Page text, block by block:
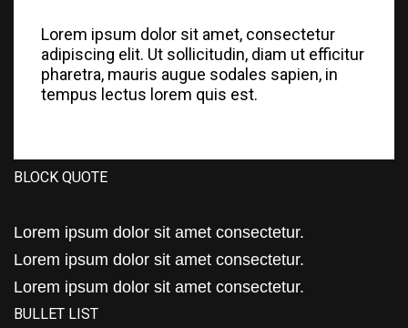
Lorem ipsum dolor sit amet, consectetur
adipiscing elit. Ut sollicitudin, diam ut efficitur
pharetra, mauris augue sodales sapien, in
tempus lectus lorem quis est.
BLOCK QUOTE
Lorem ipsum dolor sit amet consectetur.
Lorem ipsum dolor sit amet consectetur.
Lorem ipsum dolor sit amet consectetur.
BULLET LIST